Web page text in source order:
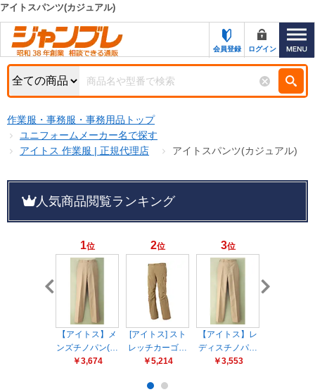
カテゴリー一覧
お知らせ
特集・キャンペーン一覧
初めての方へ
お問い合わせ
サポート＆ヘルプ
ジャンブレの特長
新規登録キャンペーン
名入れ刺繍
メーカーカタログ一覧
キーワード検索
検索条件
商品カテゴリから選ぶ
商品ステータスで絞る
キャンペーン
オリジナル
販売価格(税抜き)で絞る
アイトスパンツ(カジュアル)
会員登録 ログイン
作業服・事務服・事務用品トップ
ユニフォームメーカー名で探す
アイトス 作業服 | 正規代理店
アイトスパンツ(カジュアル)
人気商品閲覧ランキング
1位
【アイトス】メ
ンズチノパン(…
￥3,674
2位
[アイトス] スト
レッチカーゴ…
￥5,214
3位
【アイトス】レ
ディスチノパ…
￥3,553